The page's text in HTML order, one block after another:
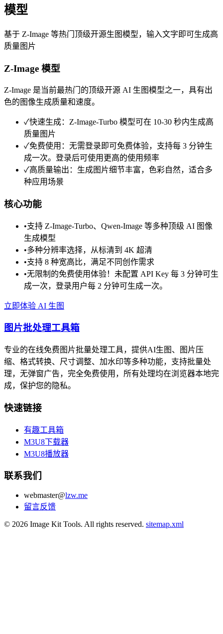
模型
基于 Z-Image 等热门顶级开源生图模型，输入文字即可生成高
质量图片
Z-Image 模型
Z-Image 是当前最热门的顶级开源 AI 生图模型之一，具有出
色的图像生成质量和速度。
✓快速生成：Z-Image-Turbo 模型可在 10-30 秒内生成高
质量图片
✓免费使用：无需登录即可免费体验，支持每 3 分钟生
成一次。登录后可使用更高的使用频率
✓高质量输出：生成图片细节丰富，色彩自然，适合多
种应用场景
核心功能
•支持 Z-Image-Turbo、Qwen-Image 等多种顶级 AI 图像
生成模型
•多种分辨率选择，从标清到 4K 超清
•支持 8 种宽高比，满足不同创作需求
•无限制的免费使用体验！未配置 API Key 每 3 分钟可生
成一次，登录用户每 2 分钟可生成一次。
立即体验 AI 生图
图片批处理工具箱
专业的在线免费图片批量处理工具，提供AI生图、图片压
缩、格式转换、尺寸调整、加水印等多种功能，支持批量处
理，无弹窗广告，完全免费使用，所有处理均在浏览器本地完
成，保护您的隐私。
快速链接
有趣工具箱
M3U8下载器
M3U8播放器
联系我们
webmaster@lzw.me
留言反馈
© 2026 Image Kit Tools. All rights reserved. sitemap.xml